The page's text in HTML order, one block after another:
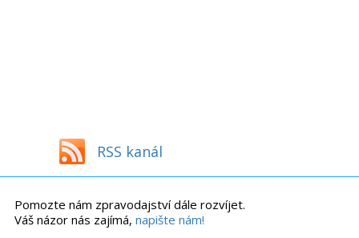
RSS kanál
Pomozte nám zpravodajství dále rozvíjet.
Váš názor nás zajímá, napište nám!